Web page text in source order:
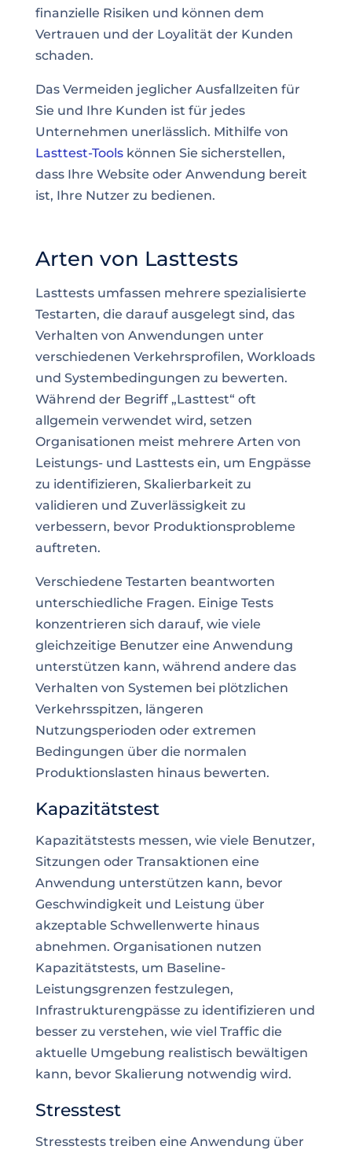
finanzielle Risiken und können dem
Vertrauen und der Loyalität der Kunden
schaden.
Das Vermeiden jeglicher Ausfallzeiten für
Sie und Ihre Kunden ist für jedes
Unternehmen unerlässlich. Mithilfe von
Lasttest-Toolskönnen Sie sicherstellen,
dass Ihre Website oder Anwendung bereit
ist, Ihre Nutzer zu bedienen.
Arten von Lasttests
Lasttests umfassen mehrere spezialisierte
Testarten, die darauf ausgelegt sind, das
Verhalten von Anwendungen unter
verschiedenen Verkehrsprofilen, Workloads
und Systembedingungen zu bewerten.
Während der Begriff „Lasttest“ oft
allgemein verwendet wird, setzen
Organisationen meist mehrere Arten von
Leistungs- und Lasttests ein, um Engpässe
zu identifizieren, Skalierbarkeit zu
validieren und Zuverlässigkeit zu
verbessern, bevor Produktionsprobleme
auftreten.
Verschiedene Testarten beantworten
unterschiedliche Fragen. Einige Tests
konzentrieren sich darauf, wie viele
gleichzeitige Benutzer eine Anwendung
unterstützen kann, während andere das
Verhalten von Systemen bei plötzlichen
Verkehrsspitzen, längeren
Nutzungsperioden oder extremen
Bedingungen über die normalen
Produktionslasten hinaus bewerten.
Kapazitätstest
Kapazitätstests messen, wie viele Benutzer,
Sitzungen oder Transaktionen eine
Anwendung unterstützen kann, bevor
Geschwindigkeit und Leistung über
akzeptable Schwellenwerte hinaus
abnehmen. Organisationen nutzen
Kapazitätstests, um Baseline-
Leistungsgrenzen festzulegen,
Infrastrukturengpässe zu identifizieren und
besser zu verstehen, wie viel Traffic die
aktuelle Umgebung realistisch bewältigen
kann, bevor Skalierung notwendig wird.
Stresstest
Stresstests treiben eine Anwendung über